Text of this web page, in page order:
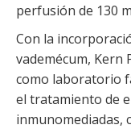
perfusión de 130
Con la
vademécum, Kern
como laboratorio
el tratamiento de
inmunomediadas,